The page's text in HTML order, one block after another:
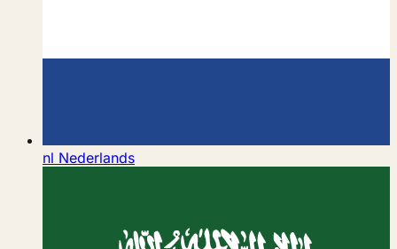
nl Nederlands